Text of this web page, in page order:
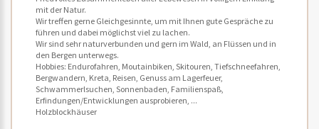
mit der Natur.
Wir treffen gerne Gleichgesinnte, um mit Ihnen gute Gespräche zu
führen und dabei möglichst viel zu lachen.
Wir sind sehr naturverbunden und gern im Wald, an Flüssen und in
den Bergen unterwegs.
Hobbies: Endurofahren, Moutainbiken, Skitouren, Tiefschneefahren,
Bergwandern, Kreta, Reisen, Genuss am Lagerfeuer,
Schwammerlsuchen, Sonnenbaden, Familienspaß,
Erfindungen/Entwicklungen ausprobieren, ...
Holzblockhäuser